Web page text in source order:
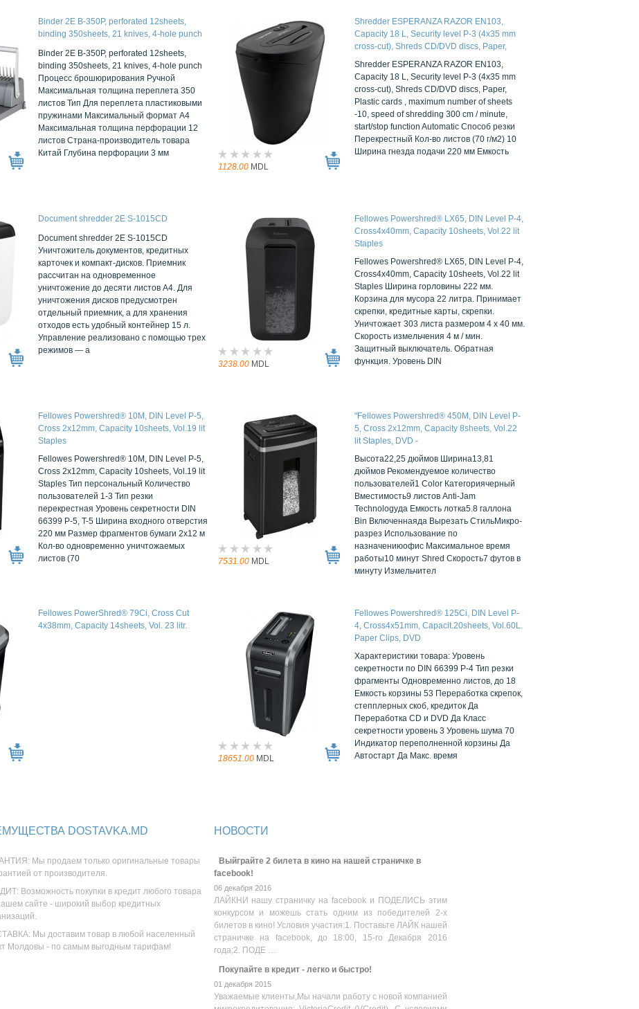
Binder 2E B-350P, perforated 12sheets,
binding 350sheets, 21 knives, 4-hole punch
Binder 2E B-350P, perforated 12sheets,
binding 350sheets, 21 knives, 4-hole punch
Процесс брошюрирования Ручной
Максимальная толщина переплета 350
листов Тип Для переплета пластиковыми
пружинами Максимальный формат А4
Максимальная толщина перфорации 12
листов Страна-производитель товара
Китай Глубина перфорации 3 мм
1128.00 MDL
Shredder ESPERANZA RAZOR EN103,
Capacity 18 L, Security level P-3 (4x35 mm
cross-cut), Shreds CD/DVD discs, Paper,
Plastic cards , maximum number of sheets
-10, speed of shredding 300 cm / minute,
start/stop function Automatic
Shredder ESPERANZA RAZOR EN103,
Capacity 18 L, Security level P-3 (4x35 mm
cross-cut), Shreds CD/DVD discs, Paper,
Plastic cards , maximum number of sheets
-10, speed of shredding 300 cm / minute,
start/stop function Automatic Способ резки
Перекрестный Кол-во листов (70 г/м2) 10
Ширина гнезда подачи 220 мм Емкость
Document shredder 2E S-1015CD
Document shredder 2E S-1015CD
Уничтожитель документов, кредитных
карточек и компакт-дисков. Приемник
рассчитан на одновременное
уничтожение до десяти листов А4. Для
уничтожения дисков предусмотрен
отдельный приемник, а для хранения
отходов есть удобный контейнер 15 л.
Управление реализовано с помощью трех
режимов — а
3238.00 MDL
Fellowes Powershred® LX65, DIN Level P-4,
Cross4х40mm, Capacity 10sheets, Vol.22 lit
Staples
Fellowes Powershred® LX65, DIN Level P-4,
Cross4х40mm, Capacity 10sheets, Vol.22 lit
Staples Ширина горловины 222 мм.
Корзина для мусора 22 литра. Принимает
скрепки, кредитные карты, скрепки.
Уничтожает 303 листа размером 4 x 40 мм.
Скорость измельчения 4 м / мин.
Защитный выключатель. Обратная
функция. Уровень DIN
Fellowes Powershred® 10M, DIN Level P-5,
Cross 2х12mm, Capacity 10sheets, Vol.19 lit
Staples
Fellowes Powershred® 10M, DIN Level P-5,
Cross 2х12mm, Capacity 10sheets, Vol.19 lit
Staples Тип персональный Количество
пользователей 1-3 Тип резки
перекрестная Уровень секретности DIN
66399 P-5, T-5 Ширина входного отверстия
220 мм Размер фрагментов бумаги 2x12 м
Кол-во одновременно уничтожаемых
листов (70
7531.00 MDL
"Fellowes Powershred® 450M, DIN Level P-
5, Cross 2х12mm, Capacity 8sheets, Vol.22
lit Staples, DVD -
http://www.fellowes.com/row/en/Products/Pages/product-
details.aspx?prod=FT-
4074101&cat=SHREDDERS&subcat=DESKSIDE_SHREDDERS&tercat="
Высота22,25 дюймов Ширина13,81
дюймов Рекомендуемое количество
пользователей1 Color Категориячерный
Вместимость9 листов Anti-Jam
Technologyда Емкость лотка5.8 галлона
Bin Включеннаяда Вырезать СтильМикро-
разрез Использование по
назначениюофис Максимальное время
работы10 минут Shred Скорость7 футов в
минуту Измельчител
Fellowes PowerShred® 79Ci, Cross Cut
4х38mm, Capacity 14sheets, Vol. 23 litr.
18651.00 MDL
Fellowes Powershred® 125Ci, DIN Level P-
4, Cross4х51mm, Capacit.20sheets, Vol.60L.
Paper Clips, DVD
Характеристики товара: Уровень
секретности по DIN 66399 P-4 Тип резки
фрагменты Одновременно листов, до 18
Емкость корзины 53 Переработка скрепок,
степплерных скоб, кредиток Да
Переработка CD и DVD Да Класс
секретности уровень 3 Уровень шума 70
Индикатор переполненной корзины Да
Автостарт Да Макс. время
DOSTAVKA.MD
Мы продаем только оригинальные товары
от производителя.
Возможность покупки в кредит любого товара
сайте - широкий выбор кредитных
Мы доставим товар в любой населенный
Молдовы - по самым выгодным тарифам!
НОВОСТИ
Выйграйте 2 билета в кино на нашей страничке в
facebook!
06 декабря 2016
ЛАЙКНИ нашу страничку на facebook и ПОДЕЛИСЬ этим
конкурсом и можешь стать одним из победителей 2-х
билетов в кино! Условия участия:1. Поставьте ЛАЙК нашей
страничке на facebook, до 18:00, 15-го Декабря 2016
года;2. ПОДЕ …
Покупайте в кредит - легко и быстро!
01 декабря 2015
Уважаемые клиенты,Мы начали работу с новой компанией